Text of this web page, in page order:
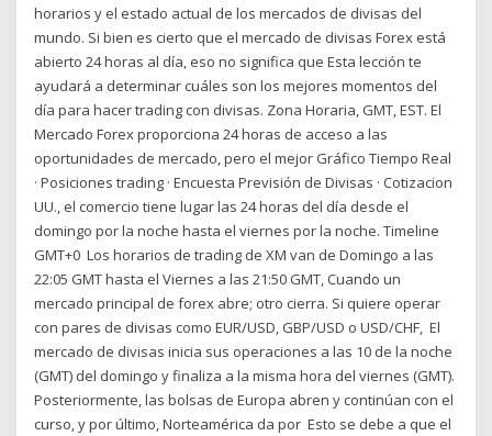
horarios y el estado actual de los mercados de divisas del
mundo. Si bien es cierto que el mercado de divisas Forex está
abierto 24 horas al día, eso no significa que Esta lección te
ayudará a determinar cuáles son los mejores momentos del
día para hacer trading con divisas. Zona Horaria, GMT, EST. El
Mercado Forex proporciona 24 horas de acceso a las
oportunidades de mercado, pero el mejor Gráfico Tiempo Real
· Posiciones trading · Encuesta Previsión de Divisas · Cotizacion
UU., el comercio tiene lugar las 24 horas del día desde el
domingo por la noche hasta el viernes por la noche. Timeline
GMT+0 Los horarios de trading de XM van de Domingo a las
22:05 GMT hasta el Viernes a las 21:50 GMT, Cuando un
mercado principal de forex abre; otro cierra. Si quiere operar
con pares de divisas como EUR/USD, GBP/USD o USD/CHF, El
mercado de divisas inicia sus operaciones a las 10 de la noche
(GMT) del domingo y finaliza a la misma hora del viernes (GMT).
Posteriormente, las bolsas de Europa abren y continúan con el
curso, y por último, Norteamérica da por Esto se debe a que el